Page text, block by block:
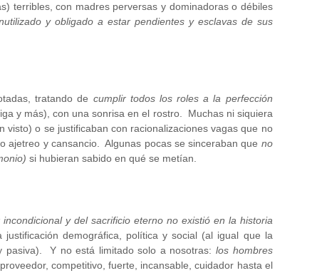
terribles, con madres perversas y dominadoras o débiles
y obligado a estar pendientes y esclavas de sus
tratando de cumplir todos los roles a la perfección
y más), con una sonrisa en el rostro. Muchas ni siquiera
o se justificaban con racionalizaciones vagas que no
ajetreo y cansancio. Algunas pocas se sinceraban que no
si hubieran sabido en qué se metían.
y del sacrificio eterno no existió en la historia
demográfica, política y social (al igual que la
pasiva). Y no está limitado solo a nosotras:los hombres
competitivo, fuerte, incansable, cuidador hasta el